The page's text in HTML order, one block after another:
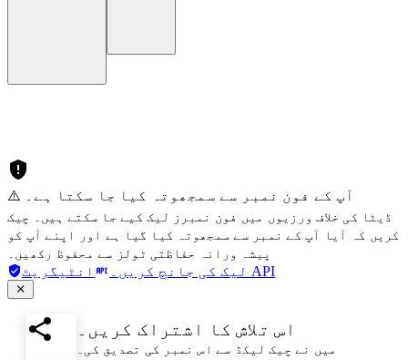
⚠️ آپ کے فون نمبر سے سمجھوتہ کیا جا سکتا ہے۔
ڈیٹا کی خلاف ورزیوں میں فون نمبرز لیک کیے جا سکتے ہیں۔ چیک
کریں کہ آیا آپ کے نمبر سے سمجھوتہ کیا گیا ہے اور اپنے آپ کو
پیشہ ورانہ حفاظتی ٹولز سے محفوظ رکھیں۔
لیک کی جانچ کریں۔ انٹیگریٹ API
اس تلاش کا اشتراک کریں۔
میں نے چیک لیکڈ سے اس نمبر کی تصدیق کی۔